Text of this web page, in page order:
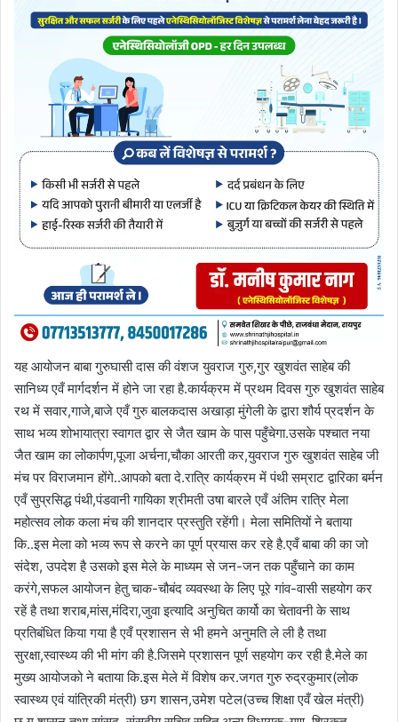
यह आयोजन बाबा गुरुघासी दास की वंशज युवराज गुरु,गुर खुशवंत साहेब की
सानिध्य एवँ मार्गदर्शन में होने जा रहा है.कार्यक्रम में प्रथम दिवस गुरु खुशवंत साहेब
रथ में सवार,गाजे,बाजे एवँ गुरु बालकदास अखाड़ा मुंगेली के द्वारा शौर्य प्रदर्शन के
साथ भव्य शोभायात्रा स्वागत द्वार से जैत खाम के पास पहुँचेगा.उसके पश्चात नया
जैत खाम का लोकार्पण,पूजा अर्चना,चौका आरती कर,युवराज गुरु खुशवंत साहेब जी
मंच पर विराजमान होंगे..आपको बता दे.रात्रि कार्यक्रम में पंथी सम्राट द्वारिका बर्मन
एवँ सुप्रसिद्ध पंथी,पंडवानी गायिका श्रीमती उषा बारले एवँ अंतिम रात्रि मेला
महोत्सव लोक कला मंच की शानदार प्रस्तुति रहेंगी। मेला समितियों ने बताया
कि..इस मेला को भव्य रूप से करने का पूर्ण प्रयास कर रहे है.एवँ बाबा की का जो
संदेश, उपदेश है उसको इस मेले के माध्यम से जन-जन तक पहुँचाने का काम
करंगे,सफल आयोजन हेतु चाक-चौबंद व्यवस्था के लिए पूरे गांव-वासी सहयोग कर
रहें है तथा शराब,मांस,मंदिरा,जुवा इत्यादि अनुचित कार्यो का चेतावनी के साथ
प्रतिबंधित किया गया है एवँ प्रशासन से भी हमने अनुमति ले ली है तथा
सुरक्षा,स्वास्थ्य की भी मांग की है.जिसमे प्रशासन पूर्ण सहयोग कर रही है.मेले का
मुख्य आयोजको ने बताया कि.इस मेले में विशेष कर.जगत गुरु रुद्रकुमार(लोक
स्वास्थ्य एवं यांत्रिकी मंत्री) छग शासन,उमेश पटेल(उच्च शिक्षा एवँ खेल मंत्री)